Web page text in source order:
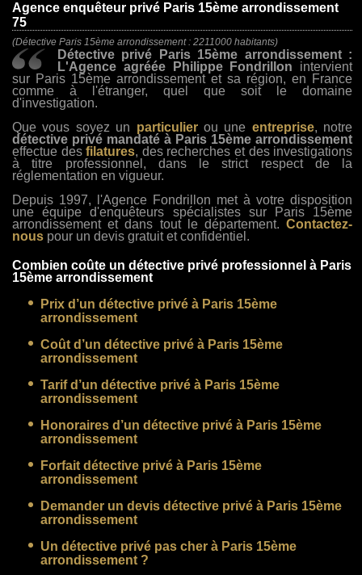
Agence enquêteur privé Paris 15ème arrondissement
75
(Détective Paris 15ème arrondissement : 2211000 habitants)
Détective privé Paris 15ème arrondissement :
L'Agence agréée Philippe Fondrillon intervient
sur Paris 15ème arrondissement et sa région, en France
comme à l'étranger, quel que soit le domaine
d'investigation.
Que vous soyez un particulierou une entreprise, notre
détective privé mandaté à Paris 15ème arrondissement
effectue desfilatures, des recherches et des investigations
à titre professionnel, dans le strict respect de la
réglementation en vigueur.
Depuis 1997, l'Agence Fondrillon met à votre disposition
une équipe d'enquêteurs spécialistes sur Paris 15ème
arrondissement et dans tout le département.Contactez-
nous pour un devis gratuit et confidentiel.
Combien coûte un détective privé professionnel à Paris
15ème arrondissement
Prix d’un détective privé à Paris 15ème
arrondissement
Coût d’un détective privé à Paris 15ème
arrondissement
Tarif d’un détective privé à Paris 15ème
arrondissement
Honoraires d’un détective privé à Paris 15ème
arrondissement
Forfait détective privé à Paris 15ème
arrondissement
Demander un devis détective privé à Paris 15ème
arrondissement
Un détective privé pas cher à Paris 15ème
arrondissement ?